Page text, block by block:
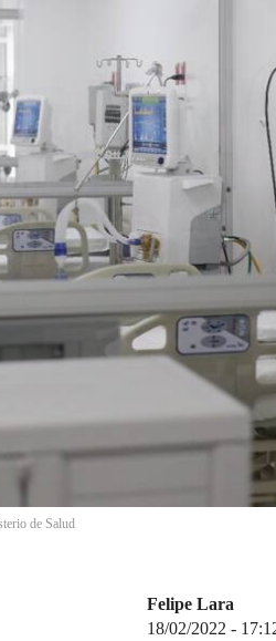
de Salud
Felipe Lara
18/02/2022 -